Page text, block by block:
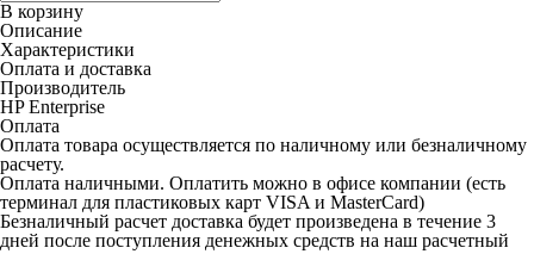
В корзину
Описание
Характеристики
Оплата и доставка
Производитель
HP Enterprise
Оплата
Оплата товара осуществляется по наличному или безналичному
расчету.
Оплата наличными. Оплатить можно в офисе компании (есть
терминал для пластиковых карт VISA и MasterCard)
Безналичный расчет доставка будет произведена в течение 3
дней после поступления денежных средств на наш расчетный